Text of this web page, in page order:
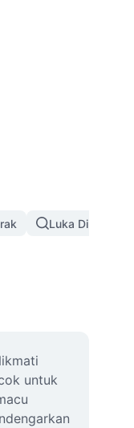
Luka Di Wajah
untuk